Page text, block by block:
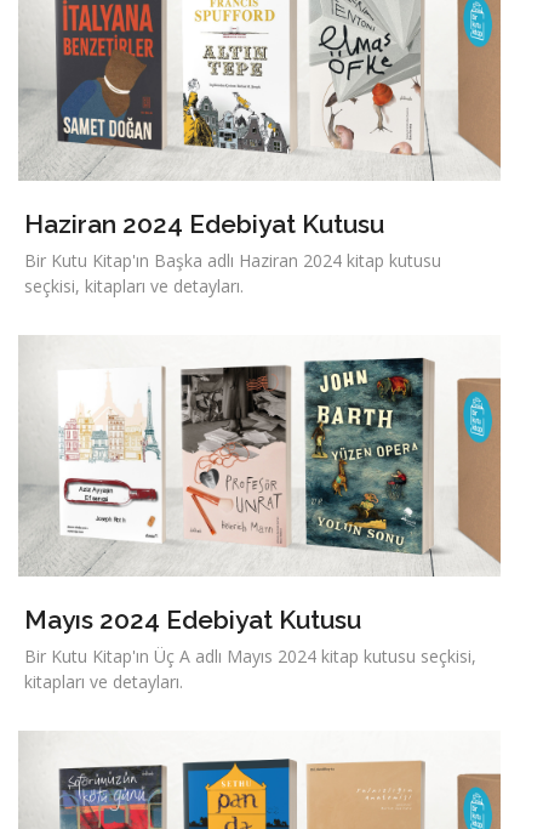
Haziran 2024 Edebiyat Kutusu
Bir Kutu Kitap'ın Başka adlı Haziran 2024 kitap kutusu
seçkisi, kitapları ve detayları.
Mayıs 2024 Edebiyat Kutusu
Bir Kutu Kitap'ın Üç A adlı Mayıs 2024 kitap kutusu seçkisi,
kitapları ve detayları.